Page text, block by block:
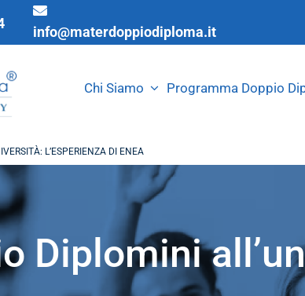
info@materdoppiodiploma.it
Chi Siamo Programma Doppio
L’ESPERIENZA DI ENEA
Diplomini